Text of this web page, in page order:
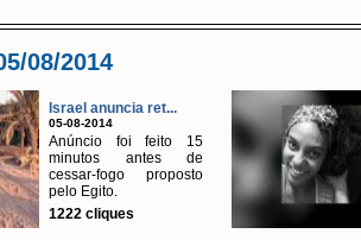
08/2014
Israel anuncia ret...
05-08-2014
Anúncio foi feito 15
minutos antes de
cessar-fogo proposto
pelo Egito.
1222 cliques